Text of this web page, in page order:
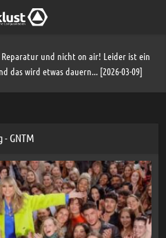
und nicht on air! Leider ist ein
das wird etwas dauern... [2026-03-09]
- GNTM